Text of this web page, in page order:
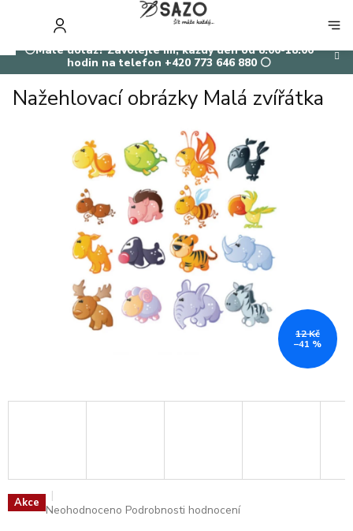
⚪Máte dotaz? Zavolejte mi, každý den od 8:00-18:00
hodin na telefon +420 773 646 880 ⚪
KOŠÍK
Nažehlovací obrázky Malá zvířátka
Akce Průměrné
Neohodnoceno Podrobnosti hodnocení
12 Kč
–41 %